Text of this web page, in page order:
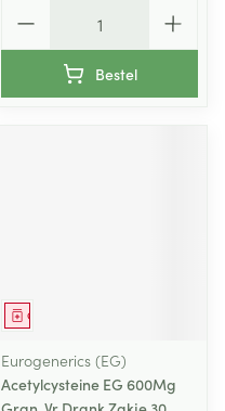
Bestel
Geneesmiddel
Eurogenerics (EG)
Acetylcysteine EG 600Mg